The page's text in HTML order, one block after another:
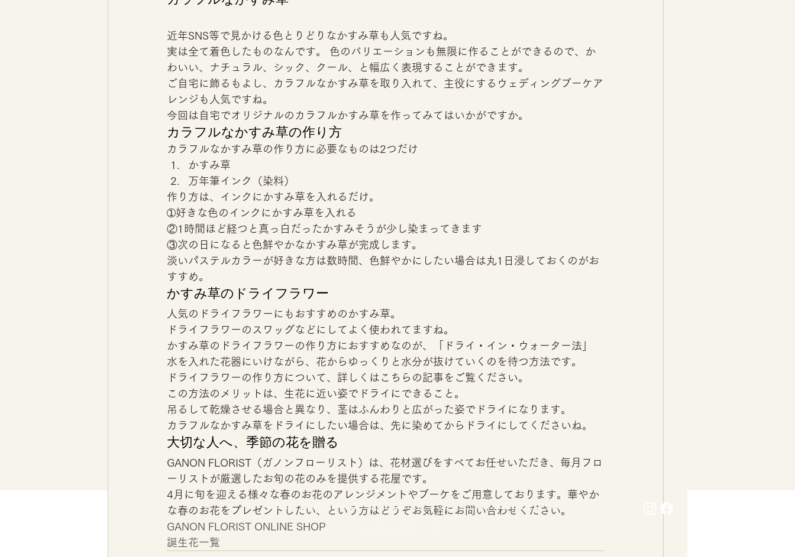
近年SNS等で見かける色とりどりなかすみ草も人気ですね。
実は全て着色したものなんです。 色のバリエーションも無限に作ることができるので、か
わいい、ナチュラル、シック、クール、と幅広く表現することができます。
ご自宅に飾るもよし、カラフルなかすみ草を取り入れて、主役にするウェディングブーケア
レンジも人気ですね。
今回は自宅でオリジナルのカラフルかすみ草を作ってみてはいかがですか。
カラフルなかすみ草の作り方
カラフルなかすみ草の作り方に必要なものは2つだけ
かすみ草
万年筆インク（染料）
作り方は、インクにかすみ草を入れるだけ。
➀好きな色のインクにかすみ草を入れる
②1時間ほど経つと真っ白だったかすみそうが少し染まってきます
③次の日になると色鮮やかなかすみ草が完成します。
淡いパステルカラーが好きな方は数時間、色鮮やかにしたい場合は丸1日浸しておくのがお
すすめ。
かすみ草のドライフラワー
人気のドライフラワーにもおすすめのかすみ草。
ドライフラワーのスワッグなどにしてよく使われてますね。
かすみ草のドライフラワーの作り方におすすめなのが、「ドライ・イン・ウォーター法」
水を入れた花器にいけながら、花からゆっくりと水分が抜けていくのを待つ方法です。
ドライフラワーの作り方について、詳しくはこちらの記事をご覧ください。
この方法のメリットは、生花に近い姿でドライにできること。
吊るして乾燥させる場合と異なり、茎はふんわりと広がった姿でドライになります。
カラフルなかすみ草をドライにしたい場合は、先に染めてからドライにしてくださいね。
大切な人へ、季節の花を贈る
GANON FLORIST（ガノンフローリスト）は、花材選びをすべてお任せいただき、毎月フロ
ーリストが厳選したお旬の花のみを提供する花屋です。
4月に旬を迎える様々な春のお花のアレンジメントやブーケをご用意しております。華やか
な春のお花をプレゼントしたい、という方はどうぞお気軽にお問い合わせください。
GANON FLORIST ONLINE SHOP
誕生花一覧
SDGs / CONTACT 特定商取引 / 利用規約・プライバシーポリシー / 配送・送料について